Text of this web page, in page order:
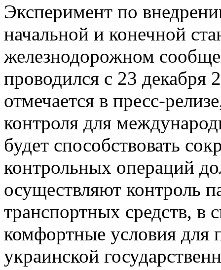
Эксперимент по
начальной и конечной
железнодорожном
проводился с 23 декабря
отмечается в пресс-
контроля для
будет способствовать
контрольных операций
осуществляют контроль
транспортных средств, в
комфортные условия для
украинской